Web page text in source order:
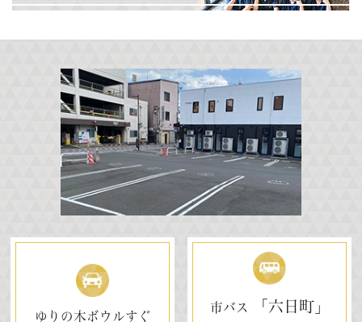
ゆりの木ボウルすぐ
市バス
「六日町」